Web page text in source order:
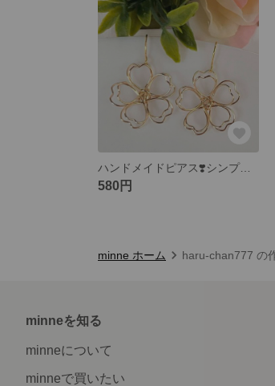
ハンドメイドピアス❣️シンプル透かしフラワー
580円
minne ホーム haru-chan777 の
minneを知る
minneについて
minneで買いたい